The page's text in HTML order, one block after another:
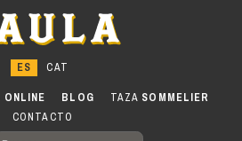
ONLINE BLOG TAZA SOMMELIER
CONTACTO